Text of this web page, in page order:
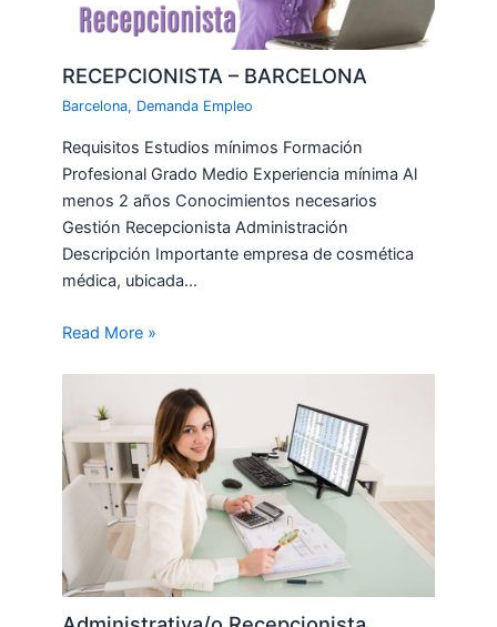
RECEPCIONISTA – BARCELONA
Barcelona, Demanda Empleo
Requisitos Estudios mínimos Formación
Profesional Grado Medio Experiencia mínima Al
menos 2 años Conocimientos necesarios
Gestión Recepcionista Administración
Descripción Importante empresa de cosmética
médica, ubicada…
Read More »